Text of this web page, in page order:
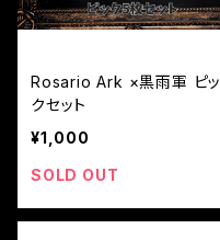
Rosario Ark ×黒雨軍 ピッ
クセット
¥1,000
SOLD OUT